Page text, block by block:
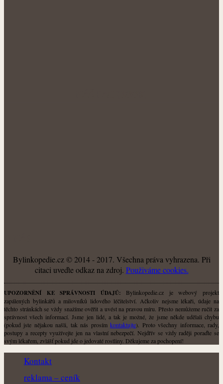
Bylinkopedie.cz © 2014 - 2017. Všechna práva vyhrazena. Při
citaci uveďte odkaz na zdroj. Použiváme cookies.
UPOZORNĚNÍ KE SPRÁVNOSTI ÚDAJŮ: Bylinkopedie.cz je webový projekt
zapálených bylinkářů a milovníků lidového léčitelství. Ačkoliv nejsme lékaři, údaje na
těchto stránkách se vždy snažíme ověřit a uvést na pravou míru. Přesto nemůžeme ručit za
správnost všech informací. Jsme jen lidé, a tak je možné, že jsme někde udělali chybu
(pokud jste nějakou našli, tak nás prosímkontaktujte). Proto všechny informace, rady,
postupy a recepty využívejte jen na vlastní nebezpečí. Nejdřív se vždy raději poraďte se
svým lékařem, zvlášť pokud jde o jedovaté rostliny. Děkujeme za pochopení!
Kontakt
reklama – ceník